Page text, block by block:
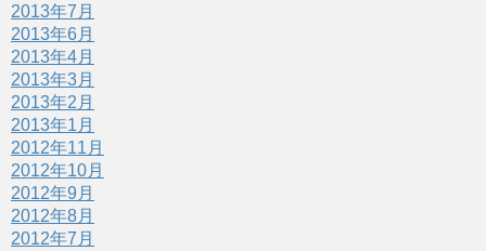
2013年7月
2013年6月
2013年4月
2013年3月
2013年2月
2013年1月
2012年11月
2012年10月
2012年9月
2012年8月
2012年7月